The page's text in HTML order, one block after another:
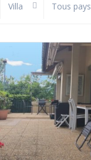
Villa Tous pays